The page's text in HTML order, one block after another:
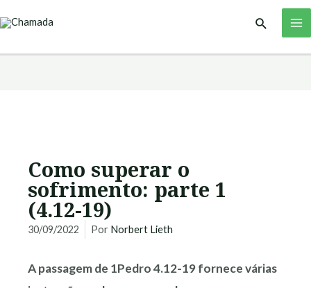
para
Pesquisar
Como superar o
sofrimento: parte 1
(4.12-19)
30/09/2022 Por Norbert Lieth
A passagem de 1Pedro 4.12-19 fornece várias